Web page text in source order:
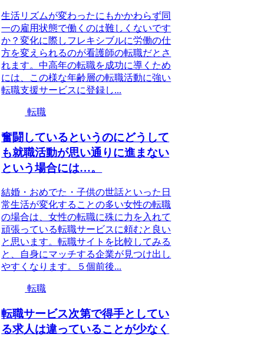
生活リズムが変わったにもかかわらず同
一の雇用状態で働くのは難しくないです
か？変化に際しフレキシブルに労働の仕
方を変えられるのが看護師の転職だとさ
れます。中高年の転職を成功に導くため
には、この様な年齢層の転職活動に強い
転職支援サービスに登録し...
転職
奮闘しているというのにどうして
も就職活動が思い通りに進まない
という場合には…。
結婚・おめでた・子供の世話といった日
常生活が変化することの多い女性の転職
の場合は、女性の転職に殊に力を入れて
頑張っている転職サービスに頼むと良い
と思います。転職サイトを比較してみる
と、自身にマッチする企業が見つけ出し
やすくなります。５個前後...
転職
転職サービス次第で得手としてい
る求人は違っていることが少なく